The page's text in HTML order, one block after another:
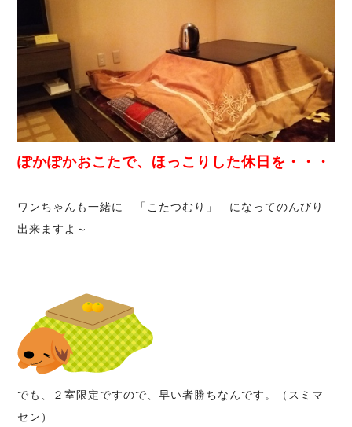
ぽかぽかおこたで、ほっこりした休日を・・・
ワンちゃんも一緒に 「こたつむり」 になってのんびり
出来ますよ～
でも、２室限定ですので、早い者勝ちなんです。（スミマ
セン）